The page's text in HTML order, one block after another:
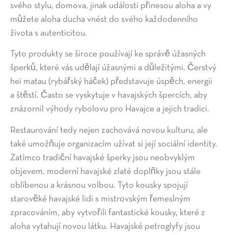
svého stylu, domova, jinak události přinesou aloha a vy
můžete aloha ducha vnést do svého každodenního
života s autenticitou.
Tyto produkty se široce používají ke správě úžasných
šperků, které vás udělají úžasnými a důležitými. Čerstvý
hei matau (rybářský háček) představuje úspěch, energii
a štěstí. Často se vyskytuje v havajských špercích, aby
znázornil výhody rybolovu pro Havajce a jejich tradici.
Restaurování tedy nejen zachovává novou kulturu, ale
také umožňuje organizacím užívat si její sociální identity.
Zatímco tradiční havajské šperky jsou neobvyklým
objevem, moderní havajské zlaté doplňky jsou stále
oblíbenou a krásnou volbou. Tyto kousky spojují
starověké havajské lidi s mistrovským řemeslným
zpracováním, aby vytvořili fantastické kousky, které z
aloha vytahují novou látku. Havajské petroglyfy jsou